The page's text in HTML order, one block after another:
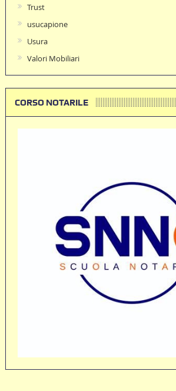
Trust
usucapione
Usura
Valori Mobiliari
CORSO NOTARILE